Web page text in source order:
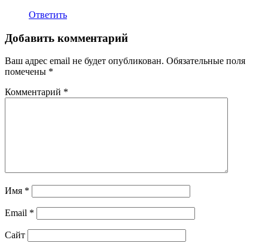
Ответить
Добавить комментарий
Ваш адрес email не будет опубликован. Обязательные поля
помечены *
Комментарий *
Имя *
Email *
Сайт